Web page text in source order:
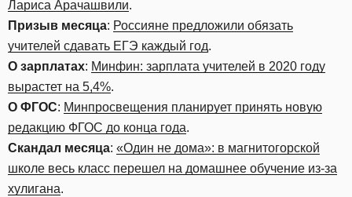
Лариса Арачашвили.
Призыв месяца: Россияне предложили обязать
учителей сдавать ЕГЭ каждый год.
О зарплатах: Минфин: зарплата учителей в 2020 году
вырастет на 5,4%.
О ФГОС: Минпросвещения планирует принять новую
редакцию ФГОС до конца года.
Скандал месяца: «Один не дома»: в магнитогорской
школе весь класс перешел на домашнее обучение из-за
хулигана.